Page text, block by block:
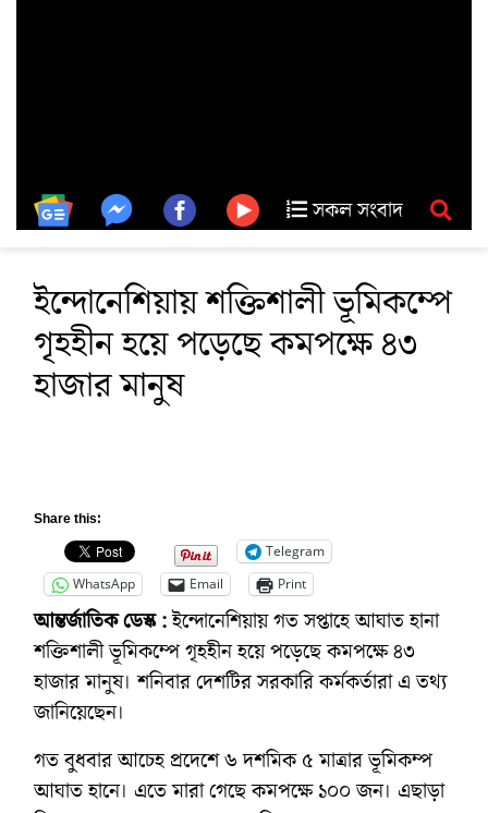
সকল সংবাদ
ইন্দোনেশিয়ায় শক্তিশালী ভূমিকম্পে
গৃহহীন হয়ে পড়েছে কমপক্ষে ৪৩
হাজার মানুষ
Share this:
Telegram
WhatsApp
Email Print
আন্তর্জাতিক ডেস্ক :ইন্দোনেশিয়ায় গত সপ্তাহে আঘাত হানা
শক্তিশালী ভূমিকম্পে গৃহহীন হয়ে পড়েছে কমপক্ষে ৪৩
হাজার মানুষ। শনিবার দেশটির সরকারি কর্মকর্তারা এ তথ্য
জানিয়েছেন।
গত বুধবার আচেহ প্রদেশে ৬ দশমিক ৫ মাত্রার ভূমিকম্প
আঘাত হানে। এতে মারা গেছে কমপক্ষে ১০০ জন। এছাড়া